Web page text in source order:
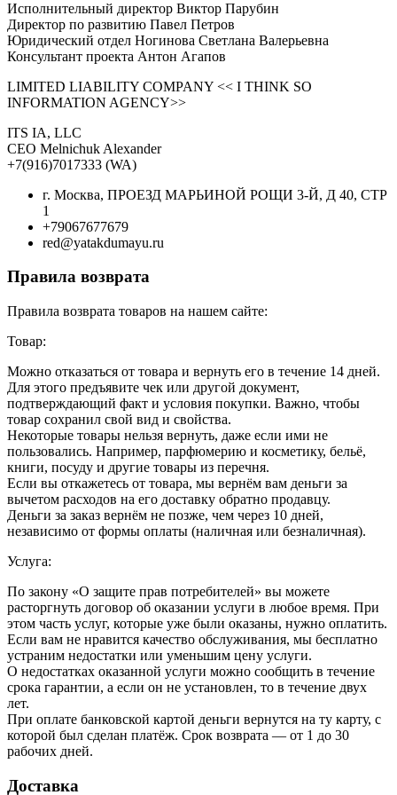
Исполнительный директор Виктор Парубин
Директор по развитию Павел Петров
Юридический отдел Ногинова Светлана Валерьевна
Консультант проекта Антон Агапов
LIMITED LIABILITY COMPANY << I THINK SO
INFORMATION AGENCY>>
ITS IA, LLC
CEO Melnichuk Alexander
+7(916)7017333 (WA)
г. Москва, ПРОЕЗД МАРЬИНОЙ РОЩИ 3-Й, Д 40, СТР
1
+79067677679
red@yatakdumayu.ru
Правила возврата
Правила возврата товаров на нашем сайте:
Товар:
Можно отказаться от товара и вернуть его в течение 14 дней.
Для этого предъявите чек или другой документ,
подтверждающий факт и условия покупки. Важно, чтобы
товар сохранил свой вид и свойства.
Некоторые товары нельзя вернуть, даже если ими не
пользовались. Например, парфюмерию и косметику, бельё,
книги, посуду и другие товары из перечня.
Если вы откажетесь от товара, мы вернём вам деньги за
вычетом расходов на его доставку обратно продавцу.
Деньги за заказ вернём не позже, чем через 10 дней,
независимо от формы оплаты (наличная или безналичная).
Услуга:
По закону «О защите прав потребителей» вы можете
расторгнуть договор об оказании услуги в любое время. При
этом часть услуг, которые уже были оказаны, нужно оплатить.
Если вам не нравится качество обслуживания, мы бесплатно
устраним недостатки или уменьшим цену услуги.
О недостатках оказанной услуги можно сообщить в течение
срока гарантии, а если он не установлен, то в течение двух
лет.
При оплате банковской картой деньги вернутся на ту карту, с
которой был сделан платёж. Срок возврата — от 1 до 30
рабочих дней.
Доставка